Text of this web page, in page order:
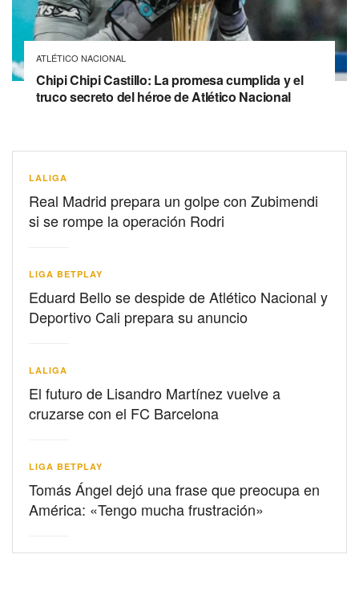
ATLÉTICO NACIONAL
Chipi Chipi Castillo: La promesa cumplida y el
truco secreto del héroe de Atlético Nacional
LALIGA
Real Madrid prepara un golpe con Zubimendi
si se rompe la operación Rodri
LIGA BETPLAY
Eduard Bello se despide de Atlético Nacional y
Deportivo Cali prepara su anuncio
LALIGA
El futuro de Lisandro Martínez vuelve a
cruzarse con el FC Barcelona
LIGA BETPLAY
Tomás Ángel dejó una frase que preocupa en
América: «Tengo mucha frustración»